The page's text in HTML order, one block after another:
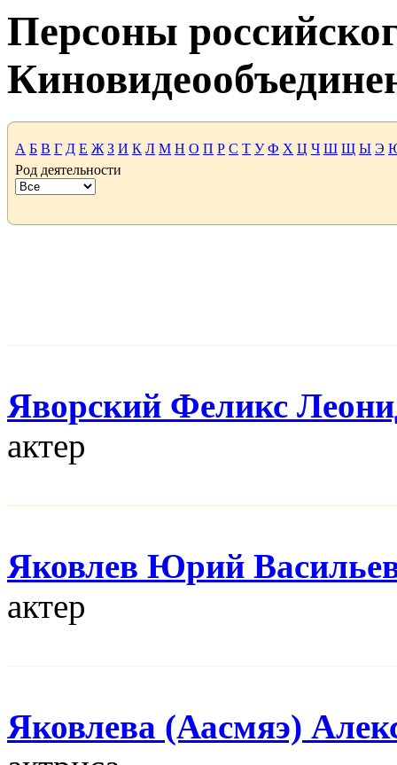
Персоны
А Б В Г Д Е Ж З И К Л М Н О П Р С Т У Ф Х Ц Ч Ш Щ Ы Э
Род деятельности
Яворский Феликс
актер
Яковлев Юрий
актер
Яковлева (Аасмяэ)